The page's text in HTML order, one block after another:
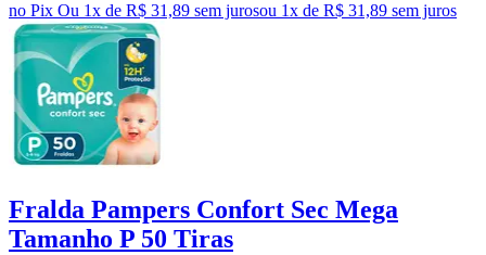
no Pix Ou 1x de R$ 31,89 sem jurosou 1x de R$ 31,89 sem juros
Fralda Pampers Confort Sec Mega
Tamanho P 50 Tiras